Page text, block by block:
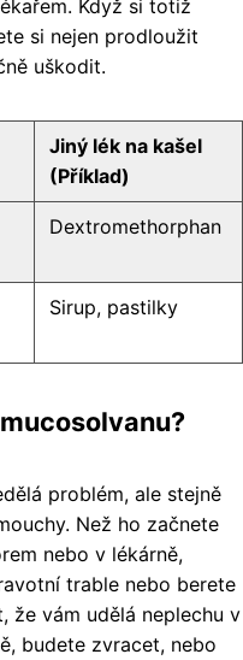
Když si totiž
si nejen prodloužit
uškodit.
Jiný lék na kašel
(Příklad)
Dextromethorphan
Sirup, pastilky
problém, ale stejně
Než ho začnete
nebo v lékárně,
trable nebo berete
že vám udělá neplechu v
budete zvracet, nebo